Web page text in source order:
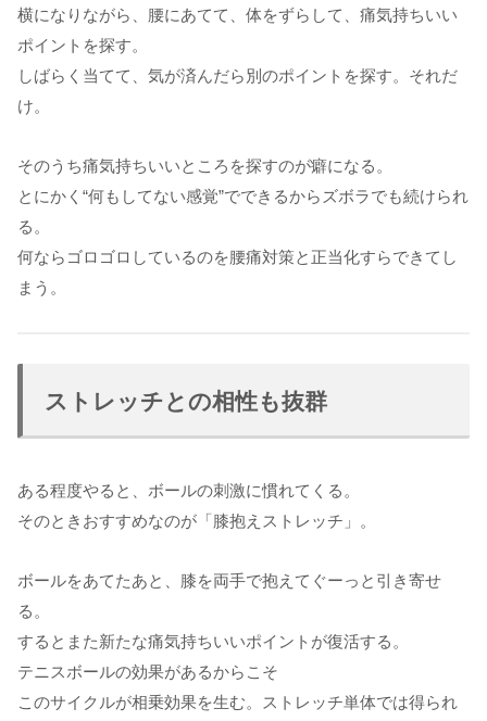
横になりながら、腰にあてて、体をずらして、痛気持ちいい
ポイントを探す。
しばらく当てて、気が済んだら別のポイントを探す。それだ
け。
そのうち痛気持ちいいところを探すのが癖になる。
とにかく“何もしてない感覚”でできるからズボラでも続けられ
る。
何ならゴロゴロしているのを腰痛対策と正当化すらできてし
まう。
ストレッチとの相性も抜群
ある程度やると、ボールの刺激に慣れてくる。
そのときおすすめなのが「膝抱えストレッチ」。
ボールをあてたあと、膝を両手で抱えてぐーっと引き寄せ
る。
するとまた新たな痛気持ちいいポイントが復活する。
テニスボールの効果があるからこそ
このサイクルが相乗効果を生む。ストレッチ単体では得られ